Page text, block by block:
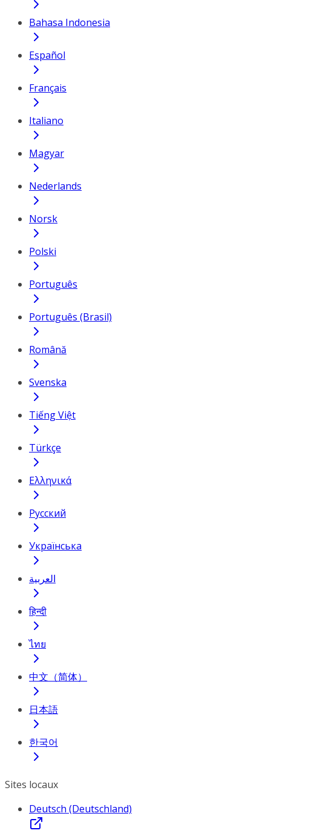
Bahasa Indonesia
Español
Français
Italiano
Magyar
Nederlands
Norsk
Polski
Português
Português (Brasil)
Română
Svenska
Tiếng Việt
Türkçe
Ελληνικά
Русский
Українська
العربية
हिन्दी
ไทย
中文（简体）
日本語
한국어
Sites locaux
Deutsch (Deutschland)